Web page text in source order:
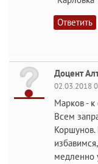
Ответить
Доцент
02.03.2018
Марков - к
Всем
Коршунов.
медленно